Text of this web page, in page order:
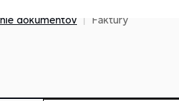
dokumentov Faktúry